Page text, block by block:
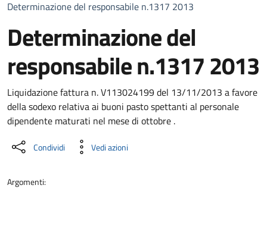
Determinazione del responsabile n.1317 2013
Determinazione del
responsabile n.1317 2013
Dettaglio del documento
Liquidazione fattura n. V113024199 del 13/11/2013 a favore
della sodexo relativa ai buoni pasto spettanti al personale
dipendente maturati nel mese di ottobre .
Condividi Vedi azioni
Argomenti: